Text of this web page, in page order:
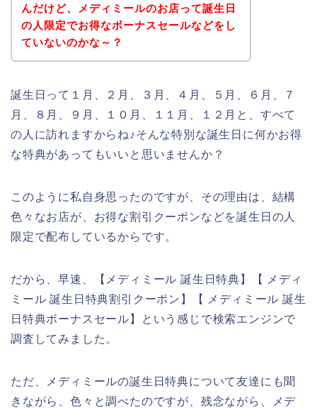
んだけど、メディミールのお店って誕生日
の人限定でお得なボーナスセールなどをし
ていないのかな～？
誕生日って１月、２月、３月、４月、５月、６月、７
月、８月、９月、１０月、１１月、１２月と、すべて
の人に訪れますからね♪そんな特別な誕生日に何かお得
な特典があってもいいと思いませんか？
このように私自身思ったのですが、その理由は、結構
色々なお店が、お得な割引クーポンなどを誕生日の人
限定で配布しているからです。
だから、早速、【メディミール 誕生日特典】【 メディ
ミール 誕生日特典割引クーポン】【 メディミール 誕生
日特典ボーナスセール】という感じで検索エンジンで
調査してみました。
ただ、メディミールの誕生日特典について友達にも聞
きながら、色々と調べたのですが、残念ながら、メデ